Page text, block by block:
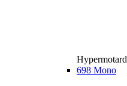
Hypermotard
698 Mono